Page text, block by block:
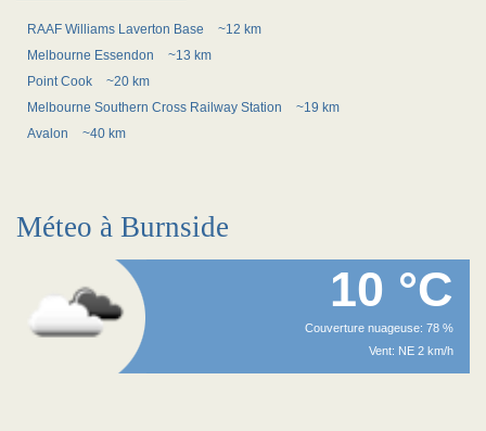
RAAF Williams Laverton Base
~12 km
Melbourne Essendon
~13 km
Point Cook
~20 km
Melbourne Southern Cross Railway Station
~19 km
Avalon
~40 km
Méteo à Burnside
10 °C
Couverture nuageuse: 78 %
Vent: NE 2 km/h